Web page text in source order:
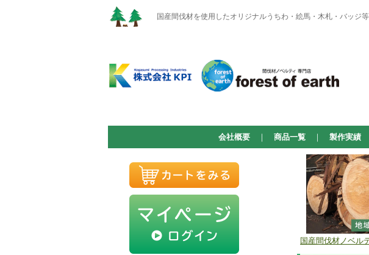
国産間伐材を使用したオリジナルうちわ・絵馬・木札・バ
会社概要 ｜ 商品一覧 ｜ 製作実績
国産間伐材ノベ